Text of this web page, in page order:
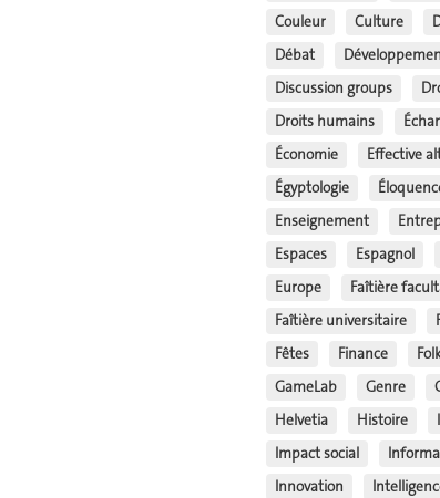
Couleur
Culture
Débat
Discussion groups
Droits humains
Économie
Effective
Égyptologie
Enseignement
Espaces
Espagnol
Europe
Faîtière
Faîtière universitaire
Fêtes
Finance
GameLab
Genre
Helvetia
Histoire
Impact social
Innovation